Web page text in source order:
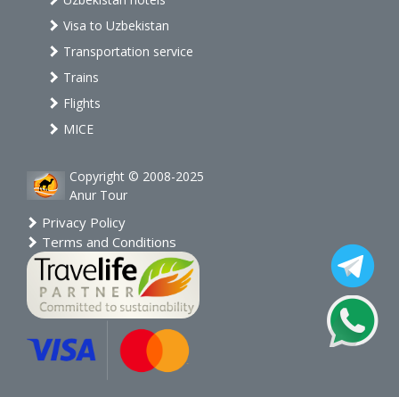
Visa to Uzbekistan
Transportation service
Trains
Flights
MICE
Copyright © 2008-2025
Anur Tour
Privacy Policy
Terms and Conditions